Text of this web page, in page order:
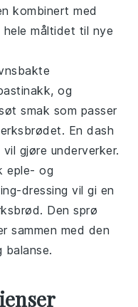
kombinert med
måltidet til nye
, og
smak som passer
. En dash
vil gjøre underverker.
eple- og
-dressing vil gi en
. Den sprø
sammen med den
balanse.